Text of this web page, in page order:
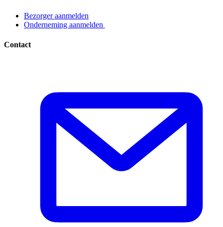
Bezorger aanmelden​​​​‌ ‍ ​‍​‍‌‍ ‌ ​‍‌‍‍‌‌‍‌ ‌‍‍‌‌‍ ‍​‍​‍​ ‍‍​‍​‍‌ ​ ‌‍​‌‌‍ ‍‌‍‍‌‌ ‌​‌ ‍‌​‍ ‍‌‍‍‌‌‍ ​‍​‍​‍ ​​‍​‍‌‍‍​‌ ​‍‌‍‌‌‌‍‌‍​‍​‍​ ‍‍​‍​‍‌‍‍​‌ ‌​‌ ‌​‌ ​​​ ‍‍​‍ ​‍ ‌‍ ​‌‍ ‌‍​ ‌‍​‌‌‍ ​‌‍‍​‌‍ ‌ ​ ‌ ‌​​ ‍‍​ ​ ​ ​ ​ ​ ​ ​ ​‍ ‌‍‍‌‌‍ ‍‌ ‌​‌‍‌‌‌‍ ‍‌ ‌​​‍ ‌‍‌‌‌‍‌​‌‍‍‌‌ ‌​​‍ ‌‍ ‌‌‍ ‌‍‌​‌‍‌‌​ ‌‌ ​​‌ ​‍‌‍‌‌‌ ​ ‌‍‌‌‌‍ ‍‌ ‌​‌‍​‌‌ ‌​‌‍‍‌‌‍ ‌‍ ‍​ ‍ ‌‍‍‌‌‍‌​​ ‌‌‍‌ ‌‍ ​‌‍ ‌‍​‍‌‍​‌‌‍ ​​ ‍ ‌ ‌​‌ ‍‌‌ ​​‌‍‌‌​ ‌‌‍‌ ‌‍ ​‌‍ ‌‍​‍‌‍​‌‌‍ ​​ ‍ ‌ ​​‌‍​‌‌ ‌​‌‍‍​​ ‌‌‍‌‍‌‍ ‌‍ ‌ ‌​‌‍‌‌‌ ​‍​‍ ‍‌ ​​‌‍​‌‌‍‌ ‌‍‌‌‌ ​ ​‍‌‌​ ‌‌‌​​‍‌‌ ‌‍‍ ‌‍‌‌‌ ‍‌​‍‌‌​ ​ ‌​‌​​‍‌‌​ ​ ‌​‌​​‍‌‌​ ​‍​ ​‍​ ‌ ​ ​‌‌‍​‍‌‍​ ​ ‌‌​ ‌ ​ ​‌​ ​‍​ ‌​​ ​​‌‍‌‌​ ‍‌​‍‌‌​ ​‍​ ​‍​‍‌‌​ ‌‌‌​‌​​‍ ‍‌‍ ​‌‍​‌‌‍​‍‌‍‌‌‌‍ ​​ ‌‍​‍‌‍​‌‌ ​ ‌‍‌‌‌‌‌‌‌ ​‍‌‍ ​​ ‌‌‍‍​‌ ‌​‌ ‌​‌ ​​​‍‌‌​ ​ ‌​​‌​‍‌‌​ ​‍‌​‌‍​‍‌‌​ ​‍‌​‌‍‌‍ ​‌‍ ‌‍​ ‌‍​‌‌‍ ​‌‍‍​‌‍ ‌ ​ ‌ ‌​​‍‌‌​ ​ ‌​​‌​ ​ ​ ​ ​ ​ ​ ​ ​‍‌‍‌‍‍‌‌‍‌​​ ‌‌‍‌ ‌‍ ​‌‍ ‌‍​‍‌‍​‌‌‍ ​​‍‌‍‌ ‌​‌ ‍‌‌ ​​‌‍‌‌​ ‌‌‍‌ ‌‍ ​‌‍ ‌‍​‍‌‍​‌‌‍ ​​‍‌‍‌ ​​‌‍​‌‌ ‌​‌‍‍​​ ‌‌‍‌‍‌‍ ‌‍ ‌ ‌​‌‍‌‌‌ ​‍​‍ ‍‌ ​​‌‍​‌‌‍‌ ‌‍‌‌‌ ​ ​‍‌‌​ ‌‌‌​​‍‌‌ ‌‍‍ ‌‍‌‌‌ ‍‌​‍‌‌​ ​ ‌​‌​​‍‌‌​ ​ ‌​‌​​‍‌‌​ ​‍​ ​‍​ ‌ ​ ​‌‌‍​‍‌‍​ ​ ‌‌​ ‌ ​ ​‌​ ​‍​ ‌​​ ​​‌‍‌‌​ ‍‌​‍‌‌​ ​‍​ ​‍​‍‌‌​ ‌‌‌​‌​​‍ ‍‌‍ ​‌‍​‌‌‍​‍‌‍‌‌‌‍ ​​‍‌‍‌ ​​‌‍‌‌‌ ​‍‌ ​ ‌ ​​‌‍‌‌‌‍​ ‌ ‌​‌‍‍‌‌ ‌‍‌‍‌‌​ ‌‌ ​​‌ ‌‌‌‍​‍‌‍ ​‌‍‍‌‌ ​ ‌‍‍​‌‍‌‌‌‍‌​​‍​‍‌ ‌
Onderneming aanmelden ​​​​‌ ‍ ​‍​‍‌‍ ‌ ​‍‌‍‍‌‌‍‌ ‌‍‍‌‌‍ ‍​‍​‍​ ‍‍​‍​‍‌ ​ ‌‍​‌‌‍ ‍‌‍‍‌‌ ‌​‌ ‍‌​‍ ‍‌‍‍‌‌‍ ​‍​‍​‍ ​​‍​‍‌‍‍​‌ ​‍‌‍‌‌‌‍‌‍​‍​‍​ ‍‍​‍​‍‌‍‍​‌ ‌​‌ ‌​‌ ​​​ ‍‍​‍ ​‍ ‌‍ ​‌‍ ‌‍​ ‌‍​‌‌‍ ​‌‍‍​‌‍ ‌ ​ ‌ ‌​​ ‍‍​ ​ ​ ​ ​ ​ ​ ​ ​‍ ‌‍‍‌‌‍ ‍‌ ‌​‌‍‌‌‌‍ ‍‌ ‌​​‍ ‌‍‌‌‌‍‌​‌‍‍‌‌ ‌​​‍ ‌‍ ‌‌‍ ‌‍‌​‌‍‌‌​ ‌‌ ​​‌ ​‍‌‍‌‌‌ ​ ‌‍‌‌‌‍ ‍‌ ‌​‌‍​‌‌ ‌​‌‍‍‌‌‍ ‌‍ ‍​ ‍ ‌‍‍‌‌‍‌​​ ‌‌‍‌ ‌‍ ​‌‍ ‌‍​‍‌‍​‌‌‍ ​​ ‍ ‌ ‌​‌ ‍‌‌ ​​‌‍‌‌​ ‌‌‍‌ ‌‍ ​‌‍ ‌‍​‍‌‍​‌‌‍ ​​ ‍ ‌ ​​‌‍​‌‌ ‌​‌‍‍​​ ‌‌‍‌‍‌‍ ‌‍ ‌ ‌​‌‍‌‌‌ ​‍​‍ ‍‌ ​​‌‍​‌‌‍‌ ‌‍‌‌‌ ​ ​‍‌‌​ ‌‌‌​​‍‌‌ ‌‍‍ ‌‍‌‌‌ ‍‌​‍‌‌​ ​ ‌​‌​​‍‌‌​ ​ ‌​‌​​‍‌‌​ ​‍​ ​‍​ ‌ ​ ‌ ​ ‍‌​ ​ ​ ​‌‌‍​ ‌‍​‌​ ‌‍​ ​‌‌‍​‍​ ‌‍‌‍​ ​‍‌‌​ ​‍​ ​‍​‍‌‌​ ‌‌‌​‌​​‍ ‍‌‍ ​‌‍​‌‌‍​‍‌‍‌‌‌‍ ​​ ‌‍​‍‌‍​‌‌ ​ ‌‍‌‌‌‌‌‌‌ ​‍‌‍ ​​ ‌‌‍‍​‌ ‌​‌ ‌​‌ ​​​‍‌‌​ ​ ‌​​‌​‍‌‌​ ​‍‌​‌‍​‍‌‌​ ​‍‌​‌‍‌‍ ​‌‍ ‌‍​ ‌‍​‌‌‍ ​‌‍‍​‌‍ ‌ ​ ‌ ‌​​‍‌‌​ ​ ‌​​‌​ ​ ​ ​ ​ ​ ​ ​ ​‍‌‍‌‍‍‌‌‍‌​​ ‌‌‍‌ ‌‍ ​‌‍ ‌‍​‍‌‍​‌‌‍ ​​‍‌‍‌ ‌​‌ ‍‌‌ ​​‌‍‌‌​ ‌‌‍‌ ‌‍ ​‌‍ ‌‍​‍‌‍​‌‌‍ ​​‍‌‍‌ ​​‌‍​‌‌ ‌​‌‍‍​​ ‌‌‍‌‍‌‍ ‌‍ ‌ ‌​‌‍‌‌‌ ​‍​‍ ‍‌ ​​‌‍​‌‌‍‌ ‌‍‌‌‌ ​ ​‍‌‌​ ‌‌‌​​‍‌‌ ‌‍‍ ‌‍‌‌‌ ‍‌​‍‌‌​ ​ ‌​‌​​‍‌‌​ ​ ‌​‌​​‍‌‌​ ​‍​ ​‍​ ‌ ​ ‌ ​ ‍‌​ ​ ​ ​‌‌‍​ ‌‍​‌​ ‌‍​ ​‌‌‍​‍​ ‌‍‌‍​ ​‍‌‌​ ​‍​ ​‍​‍‌‌​ ‌‌‌​‌​​‍ ‍‌‍ ​‌‍​‌‌‍​‍‌‍‌‌‌‍ ​​‍‌‍‌ ​​‌‍‌‌‌ ​‍‌ ​ ‌ ​​‌‍‌‌‌‍​ ‌ ‌​‌‍‍‌‌ ‌‍‌‍‌‌​ ‌‌ ​​‌ ‌‌‌‍​‍‌‍ ​‌‍‍‌‌ ​ ‌‍‍​‌‍‌‌‌‍‌​​‍​‍‌ ‌
Contact